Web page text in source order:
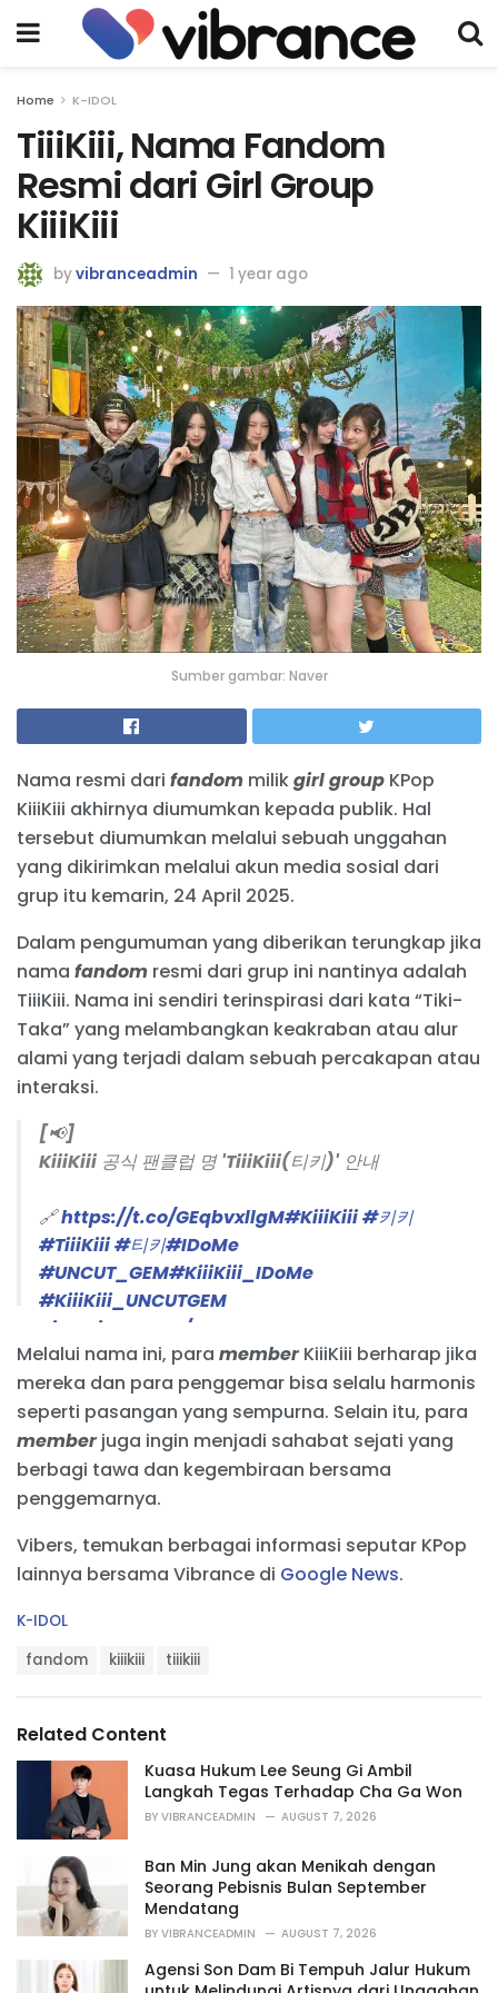
Home K-IDOL
TiiiKiii, Nama Fandom
Resmi dari Girl Group
KiiiKiii
byvibranceadmin 1 year ago
Sumber gambar: Naver
Nama resmi dari fandom milikgirl group KPop
KiiiKiii akhirnya diumumkan kepada publik. Hal
tersebut diumumkan melalui sebuah unggahan
yang dikirimkan melalui akun media sosial dari
grup itu kemarin, 24 April 2025.
Dalam pengumuman yang diberikan terungkap jika
nama fandom resmi dari grup ini nantinya adalah
TiiiKiii. Nama ini sendiri terinspirasi dari kata “Tiki-
Taka” yang melambangkan keakraban atau alur
alami yang terjadi dalam sebuah percakapan atau
interaksi.
[📢]
KiiiKiii 공식 팬클럽 명 'TiiiKiii(티키)' 안내
🔗https://t.co/GEqbvxllgM#KiiiKiii#키키
#TiiiKiii#티키#IDoMe
#UNCUT_GEM#KiiiKiii_IDoMe
#KiiiKiii_UNCUTGEM
pic.twitter.com/2LTXQVpxPw
— KiiiKiii (@We_KiiiKiii)April 24, 2025
Melalui nama ini, para memberKiiiKiii berharap jika
mereka dan para penggemar bisa selalu harmonis
seperti pasangan yang sempurna. Selain itu, para
memberjuga ingin menjadi sahabat sejati yang
berbagi tawa dan kegembiraan bersama
penggemarnya.
Vibers, temukan berbagai informasi seputar KPop
lainnya bersama Vibrance di Google News.
C
r
i
K-IDOL
:
fandom kiiikiii tiiikiii
Related Content
Kuasa Hukum Lee Seung Gi Ambil
Langkah Tegas Terhadap Cha Ga Won
BY VIBRANCEADMIN AUGUST 7, 2026
Ban Min Jung akan Menikah dengan
Seorang Pebisnis Bulan September
Mendatang
BY VIBRANCEADMIN AUGUST 7, 2026
Agensi Son Dam Bi Tempuh Jalur Hukum